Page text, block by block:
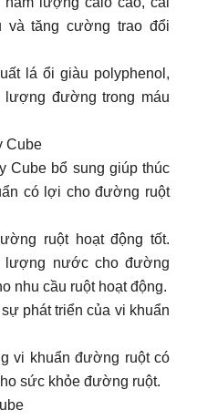
và tăng cường trao đổi
lá ổi giàu polyphenol,
đường trong máu
Cube
Cube bổ sung giúp thúc
có lợi cho đường ruột
ruột hoạt động tốt.
lượng nước cho đường
nhu cầu ruột hoạt động.
phát triển của vi khuẩn
vi khuẩn đường ruột có
sức khỏe đường ruột.